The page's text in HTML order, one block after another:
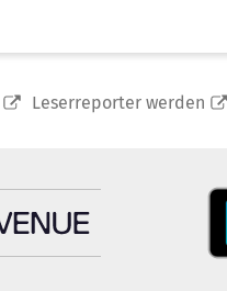
Leserreporter werden